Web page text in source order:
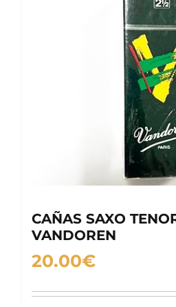
CAÑAS SAXO
VANDOREN
20.00€